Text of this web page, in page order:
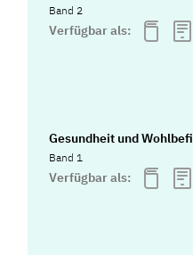
Band 2
Verfügbar als:
Gesundheit und
Band 1
Verfügbar als: